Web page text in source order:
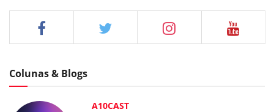
Colunas & Blogs
A10CAST